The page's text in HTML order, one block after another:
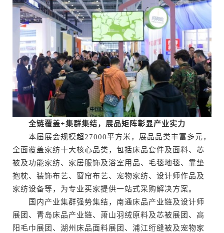
全链覆盖+集群集结，展品矩阵彰显产业实力
本届展会规模超27000平方米，展品品类丰富多元，
全面覆盖家纺十大核心品类，包括床品套件及面料、芯
被及功能家纺、家居服饰及浴室用品、毛毯地毯、靠垫
抱枕、装饰布艺、窗帘布艺、宠物家纺、设计师作品及
家纺设备等，为专业买家提供一站式采购解决方案。
国内产业集群强势集结，南通床品产业链及设计师
展团、青岛床品产业链、萧山羽绒原料及芯被展团、高
阳毛巾展团、湖州床品面料展团、浦江绗缝被及宠物家